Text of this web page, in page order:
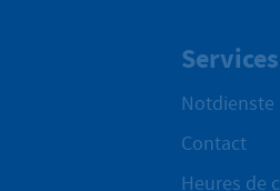
Services
Notdienste
Contact
Heures de